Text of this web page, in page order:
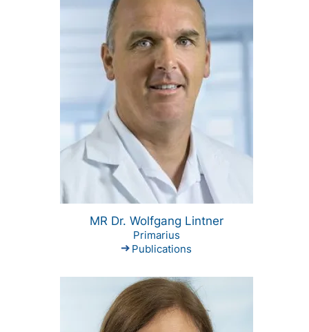
MR Dr. Wolfgang Lintner
Primarius
Publications